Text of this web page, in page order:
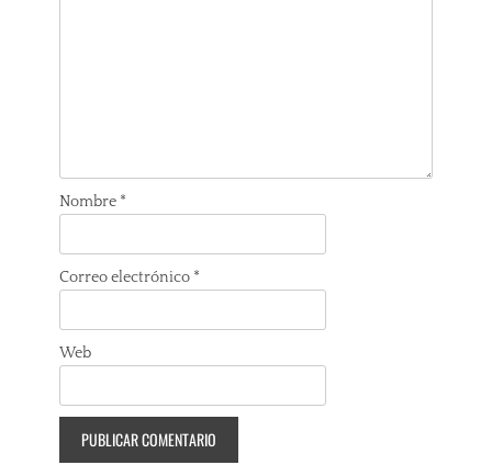
Nombre *
Correo electrónico *
Web